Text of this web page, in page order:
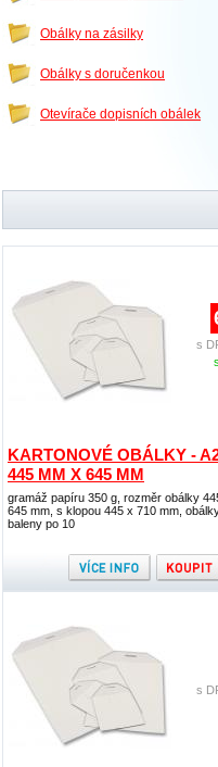
Obálky na zásilky
Obálky s doručenkou
Otevírače dopisních obálek
KARTONOVÉ OBÁLKY -
445 MM X 645 MM
gramáž papíru 350 g, rozměr obálky
645 mm, s klopou 445 x 710 mm,
baleny po 10
s
s